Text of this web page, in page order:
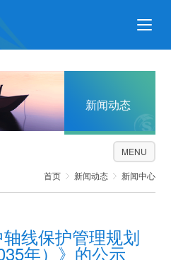
新闻动态
首页 新闻动态 新闻中心
MENU
线保护管理规划
年）》的公示